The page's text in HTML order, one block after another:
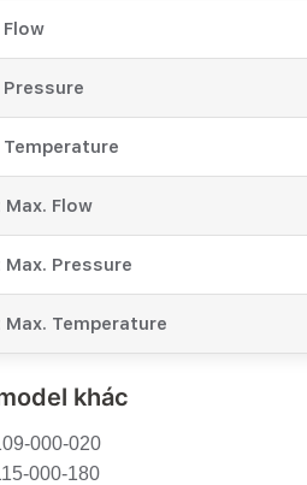
Flow
Pressure
Temperature
Flow
Pressure
Temperature
khác
000-020
000-180